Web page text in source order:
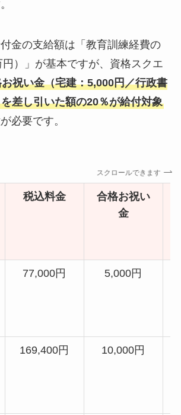
金の支給額は「教育訓練経費の
）」が基本ですが、資格スクエ
祝い金（宅建：5,000円／行政書
差し引いた額の20％が給付対象
必要です。
スクロールできます
税込料金
合格お祝い
金
77,000円 5,000円
169,400円 10,000円